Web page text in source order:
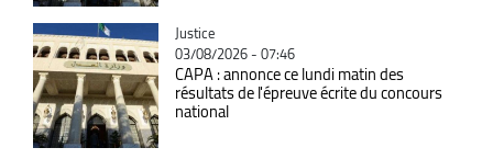
Catégorie
Justice
03/08/2026 - 07:46
CAPA : annonce ce lundi matin des
résultats de l'épreuve écrite du concours
national